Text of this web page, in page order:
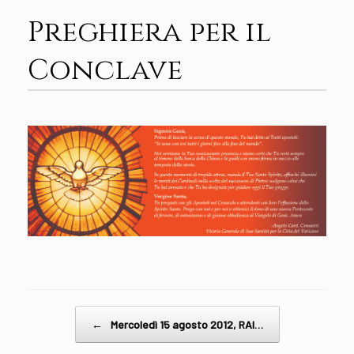
Preghiera per il
Conclave
← Mercoledì 15 agosto 2012, RAI…